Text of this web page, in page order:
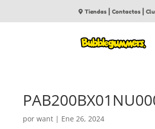
Tiendas |Contactos |
por want| Ene 26, 2024